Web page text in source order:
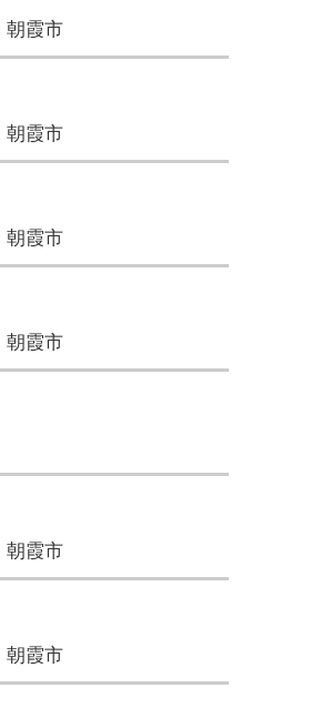
朝霞市
朝霞市
朝霞市
朝霞市
朝霞市
朝霞市